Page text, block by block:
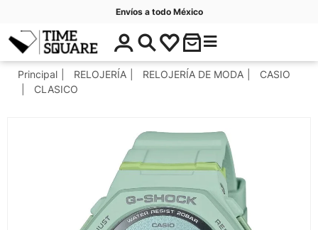
Envíos a todo México
Timesquare
$
0
.
C
t
r
a
Principal RELOJERÍA RELOJERÍA DE MODA
CASIO
CLASICO